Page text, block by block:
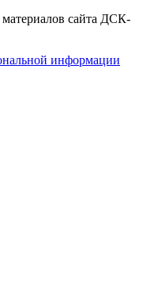
сайта ДСК-
информации